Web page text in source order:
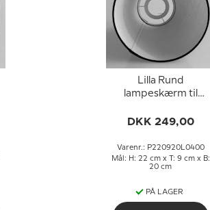
Lilla Rund
lampeskærm til
højden til E27 fatning
omløbsringe
DKK 249,00
Varenr.: P220920L0400
Mål: H: 22 cm x T: 9 cm x B:
20 cm
PÅ LAGER